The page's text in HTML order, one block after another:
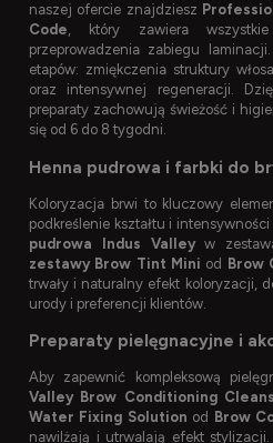
naszej ofercie znajdziesz
Code, który zawiera
przeprowadzenia zabiegu
etapów: zmiękczenia struktury
oraz intensywnej regeneracji.
preparaty zachowują świeżość i
się od 6 do 8 tygodni.
Henna pudrowa i farbki do
Koloryzacja brwi to kluczowy
podkreślenie kształtu i
pudrowa Indus Valleyw
zestawy Brow Tint Mini od Brow
trwały i naturalny efekt koloryzacji,
urody i preferencji klientów.
Preparaty pielęgnacyjne i
Aby zapewnić kompleksową
Valley Brow Conditioning
Water Fixing Solution od Brow
nawilżają i utrwalają efekt